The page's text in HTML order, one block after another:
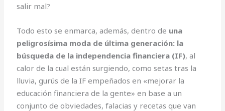
salir mal?
Todo esto se enmarca, además, dentro de una
peligrosísima moda de última generación: la
búsqueda de la independencia financiera (IF), al
calor de la cual están surgiendo, como setas tras la
lluvia, gurús de la IF empeñados en «mejorar la
educación financiera de la gente» en base a un
conjunto de obviedades, falacias y recetas que van